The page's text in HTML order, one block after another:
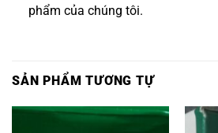
phẩm của chúng tôi.
SẢN PHẨM TƯƠNG TỰ